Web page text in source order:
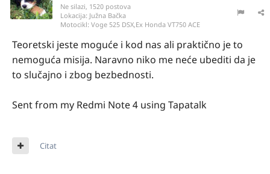
Ne silazi, 1520 postova
Lokacija: Južna Bačka
Motocikl: Voge 525 DSX,Ex Honda VT750 ACE
Teoretski jeste moguće i kod nas ali praktično je to
nemoguća misija. Naravno niko me neće ubediti da je
to slučajno i zbog bezbednosti.
Sent from my Redmi Note 4 using Tapatalk
Citat